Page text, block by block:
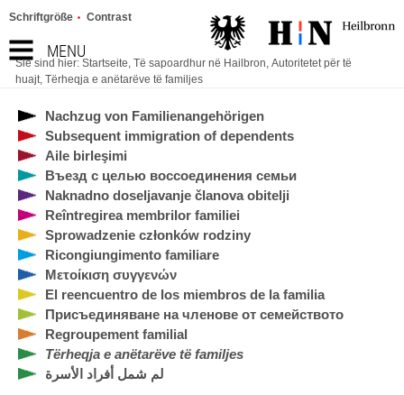
MENU
Schriftgröße Contrast
Sie sind hier: Startseite, Të sapoardhur në Hailbron, Autoritetet për të
huajt, Tërheqja e anëtarëve të familjes
Nachzug von Familienangehörigen
Subsequent immigration of dependents
Aile birleşimi
Въезд с целью воссоединения семьи
Naknadno doseljavanje članova obitelji
Reîntregirea membrilor familiei
Sprowadzenie członków rodziny
Ricongiungimento familiare
Μετοίκιση συγγενών
El reencuentro de los miembros de la familia
Присъединяване на членове от семейството
Regroupement familial
Tërheqja e anëtarëve të familjes
لم شمل أفراد الأسرة